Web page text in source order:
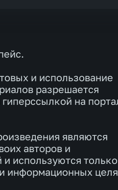
и использование
разрешается
на
являются
авторов и
и используются
информационных